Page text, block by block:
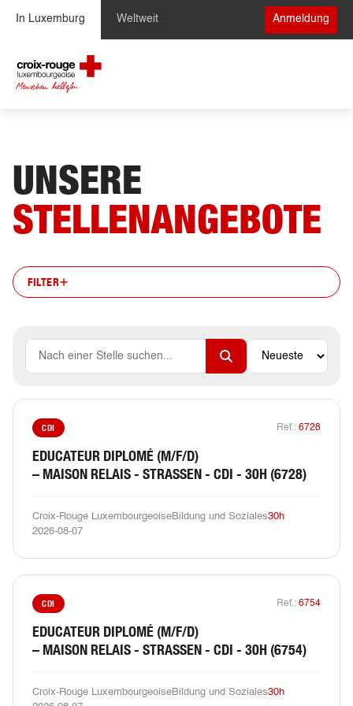
In Luxemburg Weltweit Anmeldung
UNSERE
STELLENANGEBOTE
FILTER
CDI Ref.: 6728
EDUCATEUR DIPLOMÉ (M/F/D)
– MAISON RELAIS - STRASSEN - CDI - 30H (6728)
Croix-Rouge LuxembourgeoiseBildung und Soziales30h
2026-08-07
CDI Ref.: 6754
EDUCATEUR DIPLOMÉ (M/F/D)
– MAISON RELAIS - STRASSEN - CDI - 30H (6754)
Croix-Rouge LuxembourgeoiseBildung und Soziales30h